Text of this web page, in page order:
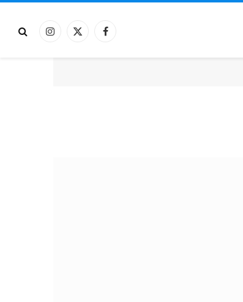
فيسبوكX
الانستغرام